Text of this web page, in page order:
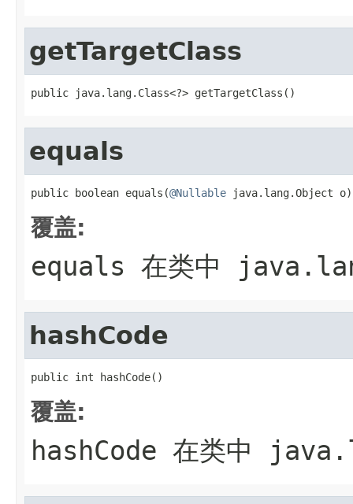
getTargetClass
public java.lang.Class<?> getTargetClass()
equals
public boolean equals(@Nullable java.lang.Object o)
覆盖:
equals 在类中
hashCode
public int hashCode()
覆盖:
hashCode 在类中